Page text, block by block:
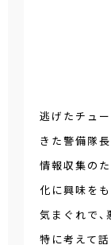
逃げたチュー
きた警備隊長
情報収集の
化に興味を
気まぐれで、
特に考えて